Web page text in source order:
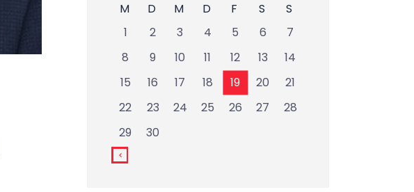
M D M D F S
S
1
2 3 4 5 6
7
8
9 10 11 12 13
14
15
16 17 18 19 20
21
22
23 24 25 26 27
28
29
30